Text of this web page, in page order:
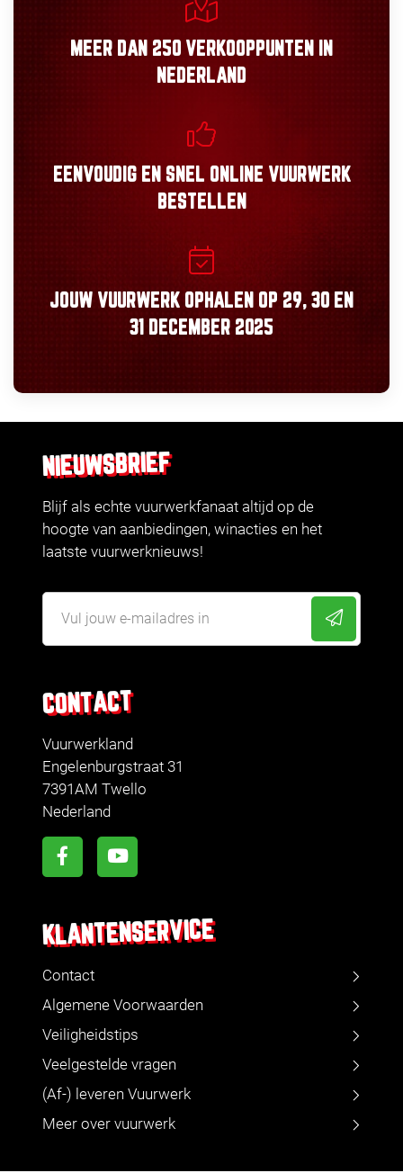
MEER DAN 250 VERKOOPPUNTEN IN
NEDERLAND
EENVOUDIGEN SNEL ONLINE VUURWERK
BESTELLEN
JOUW VUURWERK OPHALEN OP 29, 30 EN
31 DECEMBER 2025
CONTACT
Vuurwerkland
Engelenburgstraat 31
7391AM Twello
Nederland
KLANTENSERVICE
Contact
Algemene Voorwaarden
Veiligheidstips
Veelgestelde vragen
(Af-) leveren Vuurwerk
Meer over vuurwerk
NIEUWSBRIEF
Blijf als echte vuurwerkfanaat altijd op de
hoogte van aanbiedingen, winacties en het
laatste vuurwerknieuws!